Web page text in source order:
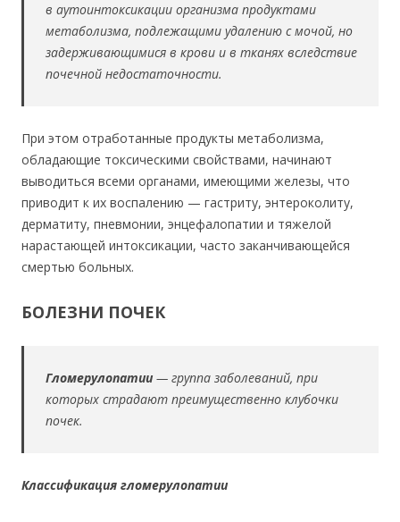
в аутоинтоксикации организма продуктами
метаболизма, подлежащими удалению с мочой, но
задерживающимися в крови и в тканях вследствие
почечной недостаточности.
При этом отработанные продукты метаболизма,
обладающие токсическими свойствами, начинают
выводиться всеми органами, имеющими железы, что
приводит к их воспалению — гастриту, энтероколиту,
дерматиту, пневмонии, энцефалопатии и тяжелой
нарастающей интоксикации, часто заканчивающейся
смертью больных.
БОЛЕЗНИ ПОЧЕК
Гломерулопатии — группа заболеваний, при
которых страдают преимущественно клубочки
почек.
Классификация гломерулопатии